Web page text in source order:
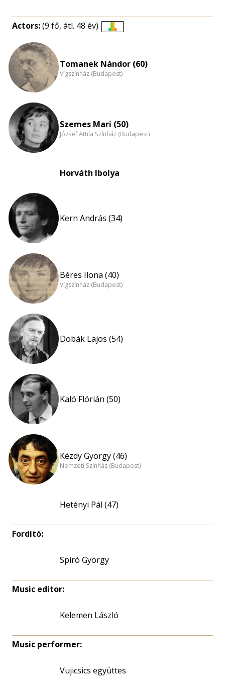
Actors:(9 fő, átl. 48 év)
nagyítása
Tomanek Nándor (60)
Vígszínház (Budapest)
Szemes Mari (50)
József Attila Színház (Budapest)
Horváth Ibolya
Kern András (34)
Béres Ilona (40)
Vígszínház (Budapest)
Dobák Lajos (54)
Kaló Flórián (50)
Kézdy György (46)
Nemzeti Színház (Budapest)
Hetényi Pál (47)
Fordító:
Spiró György
Music editor:
Kelemen László
Music performer:
Vujicsics együttes